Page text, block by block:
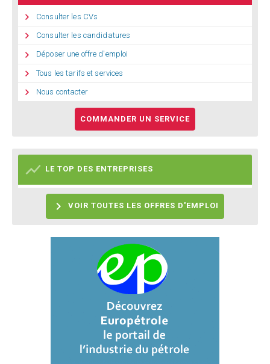
 Consulter les CVs
 Consulter les candidatures
 Déposer une offre d'emploi
 Tous les tarifs et services
 Nous contacter
COMMANDER UN SERVICE
 LE TOP DES ENTREPRISES
 VOIR TOUTES LES OFFRES D'EMPLOI